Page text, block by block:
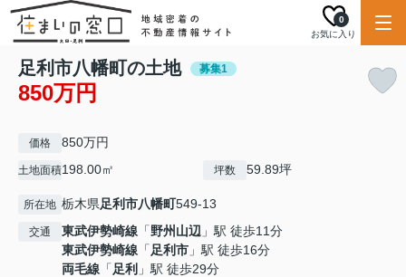
お気に入り
0
足利市八幡町の土地 募集1
850万円
価格 850万円
土地面積198.00㎡ 坪数 59.89坪
所在地 栃木県足利市八幡町549-13
交通 東武伊勢崎線 「野州山辺 」駅 徒歩11分
東武伊勢崎線 「 足利市 」駅 徒歩16分
両毛線 「 足利 」駅 徒歩29分